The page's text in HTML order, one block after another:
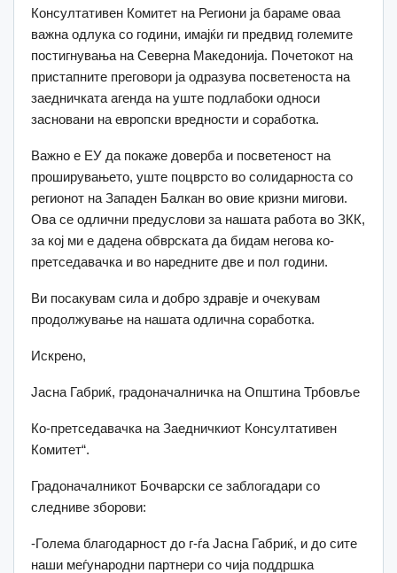
Консултативен Комитет на Региони ја бараме оваа
важна одлука со години, имајќи ги предвид големите
постигнувања на Северна Македонија. Почетокот на
пристапните преговори ја одразува посветеноста на
заедничката агенда на уште подлабоки односи
засновани на европски вредности и соработка.
Важно е ЕУ да покаже доверба и посветеност на
проширувањето, уште поцврсто во солидарноста со
регионот на Западен Балкан во овие кризни мигови.
Ова се одлични предуслови за нашата работа во ЗКК,
за кој ми е дадена обврската да бидам негова ко-
претседавачка и во наредните две и пол години.
Ви посакувам сила и добро здравје и очекувам
продолжување на нашата одлична соработка.
Искрено,
Јасна Габриќ, градоначалничка на Општина Трбовље
Ко-претседавачка на Заедничкиот Консултативен
Комитет“.
Градоначалникот Бочварски се заблогадари со
следниве зборови:
-Голема благодарност до г-ѓа Јасна Габриќ, и до сите
наши меѓународни партнери со чија поддршка